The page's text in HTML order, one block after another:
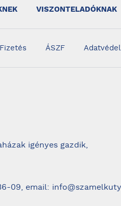
VISZONTELADÓKNAK
Fizetés ÁSZF
igényes gazdik,
09, email: